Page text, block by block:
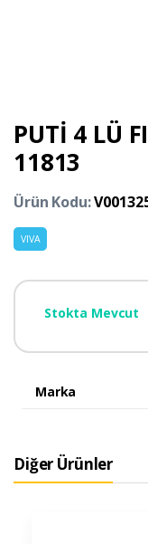
PUTİ 4 LÜ
11813
Ürün Kodu:
VIVA
Stokta Mevcut
Marka
Diğer Ürünler